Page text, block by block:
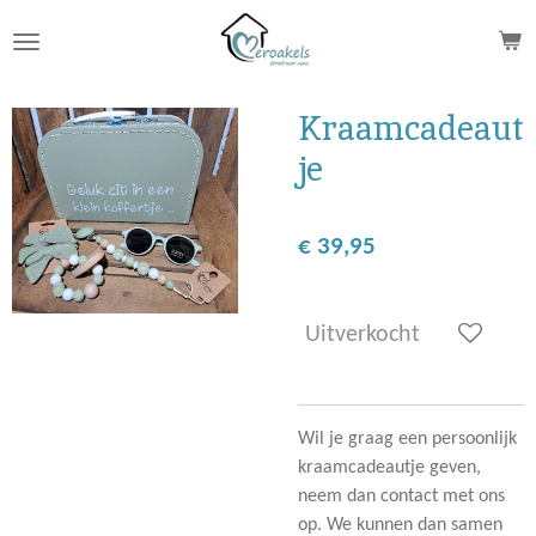
direct
de
hoofdinhoud
Kraamcadeaut
je
€ 39,95
Uitverkocht
Wil je graag een persoonlijk
kraamcadeautje geven,
neem dan contact met ons
op. We kunnen dan samen